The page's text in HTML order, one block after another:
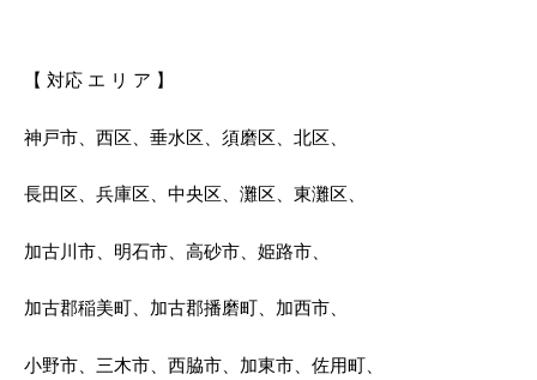
【 対応 エ リ ア 】
神戸市、西区、垂水区、須磨区、北区、
長田区、兵庫区、中央区、灘区、東灘区、
加古川市、明石市、高砂市、姫路市、
加古郡稲美町、加古郡播磨町、加西市、
小野市、三木市、西脇市、加東市、佐用町、